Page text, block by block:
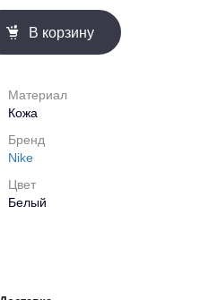
В корзину
Материал
Кожа
Бренд
Nike
Цвет
Белый